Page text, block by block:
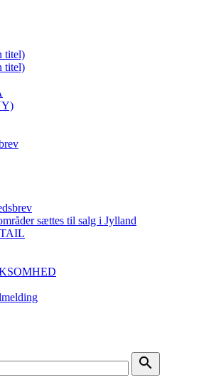
titel)
titel)
sættes til salg i Jylland
search